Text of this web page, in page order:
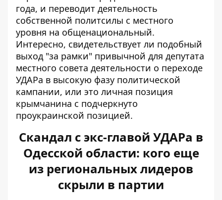
года, и переводит деятельность
собственной политсилы с местного
уровня на общенациональный.
Интересно, свидетельствует ли подобный
выход "за рамки" привычной для депутата
местного совета деятельности о переходе
УДАРа в высокую фазу политической
кампании, или это личная позиция
крымчанина с подчеркнуто
проукраинской позицией.
Скандал с экс-главой УДАРа в
Одесской области: кого еще
из региональных лидеров
скрыли в партии